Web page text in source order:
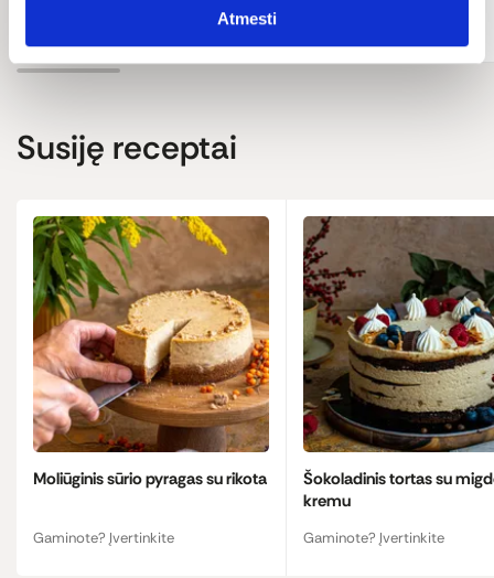
Atmesti
Susiję receptai
Moliūginis sūrio pyragas su rikota
Gaminote? Įvertinkite
Šokoladinis tortas su
kremu
Gaminote? Įvertinkite